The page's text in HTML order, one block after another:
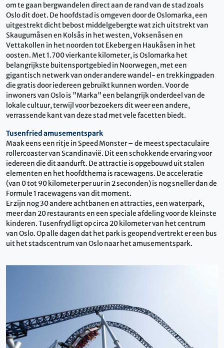
om te gaan bergwandelen direct aan de rand van de stad zoals
Oslo dit doet. De hoofdstad is omgeven door de Oslomarka, een
uitgestrekt dicht bebost middelgebergte wat zich uitstrekt van
Skaugumåsen en Kolsås in het westen, Voksenåsen en
Vettakollen in het noorden tot Ekeberg en Haukåsen in het
oosten. Met 1.700 vierkante kilometer, is Oslomarka het
belangrijkste buitensportgebied in Noorwegen, met een
gigantisch netwerk van onder andere wandel- en trekkingpaden
die gratis door iedereen gebruikt kunnen worden. Voor de
inwoners van Oslo is "Marka" een belangrijk onderdeel van de
lokale cultuur, terwijl voor bezoekers dit weer een andere,
verrassende kant van deze stad met vele facetten biedt.
Tusenfried amusementspark
Maak eens een ritje in Speed Monster – de meest spectaculaire
rollercoaster van Scandinavië. Dit een schokkende ervaring voor
iedereen die dit aandurft. De attractie is opgebouwd uit stalen
elementen en het hoofdthema is racewagens. De acceleratie
(van 0 tot 90 kilometer per uur in 2 seconden) is nog sneller dan de
Formule 1 racewagens van dit moment.
Er zijn nog 30 andere achtbanen en attracties, een waterpark,
meer dan 20 restaurants en een speciale afdeling voor de kleinste
kinderen. Tusenfryd ligt op circa 20 kilometer van het centrum
van Oslo. Op alle dagen dat het park is geopend vertrekt er een bus
uit het stadscentrum van Oslo naar het amusementspark.